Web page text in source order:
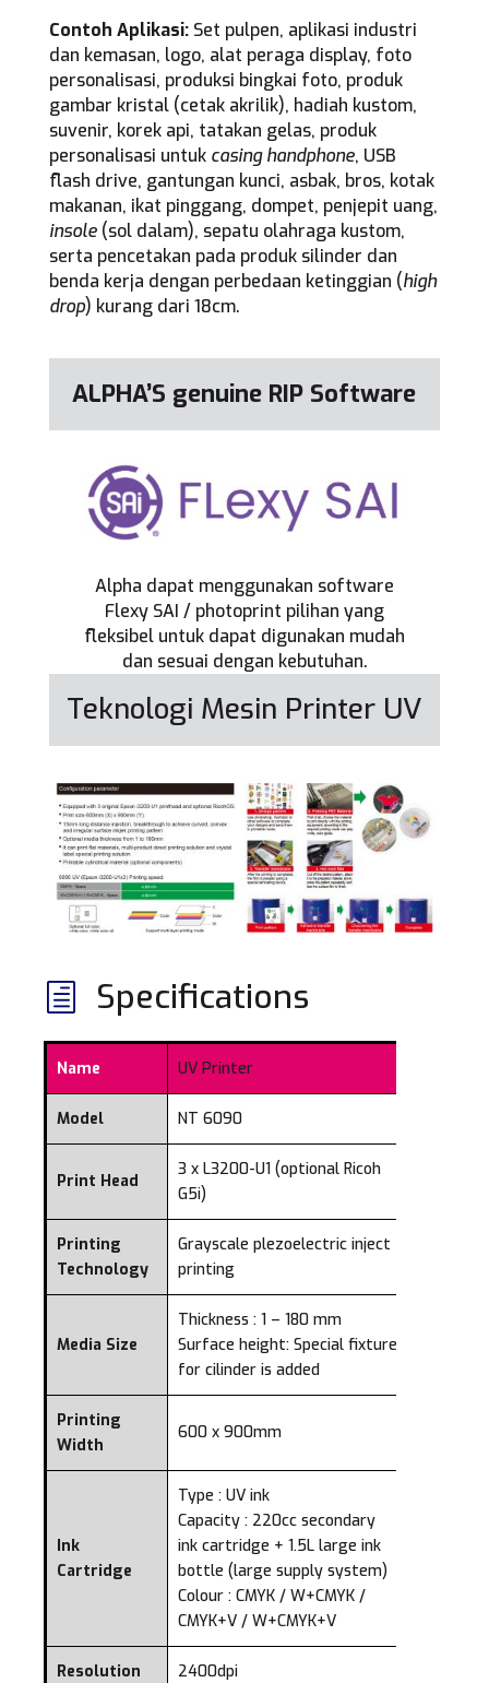
Contoh Aplikasi:Set pulpen, aplikasi industri
dan kemasan, logo, alat peraga display, foto
personalisasi, produksi bingkai foto, produk
gambar kristal (cetak akrilik), hadiah kustom,
suvenir, korek api, tatakan gelas, produk
personalisasi untuk casing handphone, USB
flash drive, gantungan kunci, asbak, bros, kotak
makanan, ikat pinggang, dompet, penjepit uang,
insole(sol dalam), sepatu olahraga kustom,
serta pencetakan pada produk silinder dan
benda kerja dengan perbedaan ketinggian (high
drop) kurang dari 18cm.
ALPHA’S genuine RIP Software
Alpha dapat menggunakan software
Flexy SAI / photoprint pilihan yang
fleksibel untuk dapat digunakan mudah
dan sesuai dengan kebutuhan.
Teknologi Mesin Printer UV
h Specifications
Name UV Printer
Model NT 6090
Print Head
3 x L3200-U1 (optional Ricoh
G5i)
Printing
Technology
Grayscale plezoelectric inject
printing
Media Size
Thickness : 1 – 180 mm
Surface height: Special fixture
for cilinder is added
Printing
Width
600 x 900mm
Ink
Cartridge
Type : UV ink
Capacity : 220cc secondary
ink cartridge + 1.5L large ink
bottle (large supply system)
Colour : CMYK / W+CMYK /
CMYK+V / W+CMYK+V
Resolution 2400dpi